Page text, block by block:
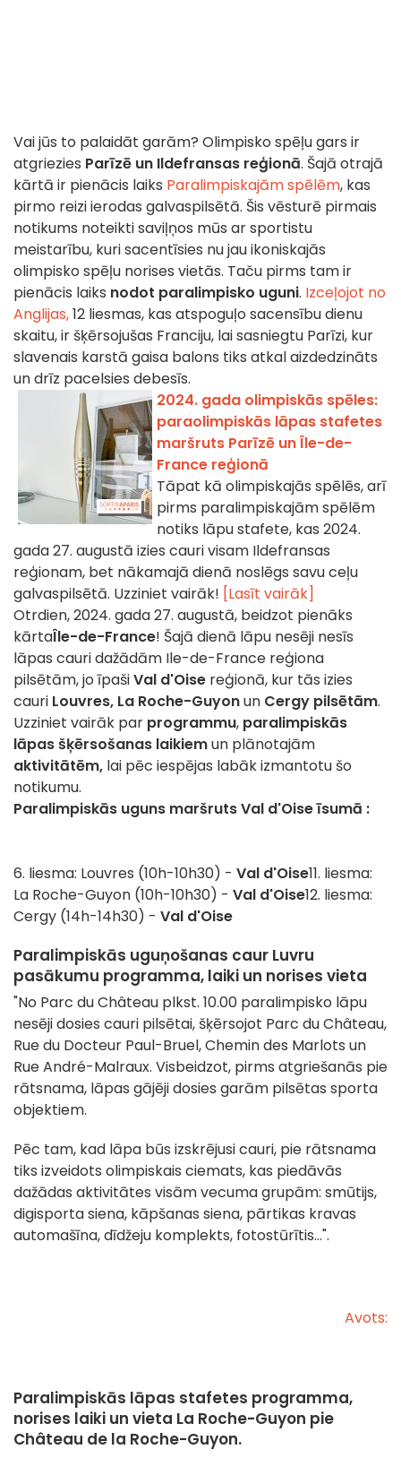
Vai jūs to palaidāt garām? Olimpisko spēļu gars ir
atgriezies Parīzē un Ildefransas reģionā. Šajā otrajā
kārtā ir pienācis laiks Paralimpiskajām spēlēm, kas
pirmo reizi ierodas galvaspilsētā. Šis vēsturē pirmais
notikums noteikti saviļņos mūs ar sportistu
meistarību, kuri sacentīsies nu jau ikoniskajās
olimpisko spēļu norises vietās. Taču pirms tam ir
pienācis laiks nodot paralimpisko uguni. Izceļojot no
Anglijas,12 liesmas, kas atspoguļo sacensību dienu
skaitu, ir šķērsojušas Franciju, lai sasniegtu Parīzi, kur
slavenais karstā gaisa balons tiks atkal aizdedzināts
un drīz pacelsies debesīs.
2024. gada olimpiskās spēles:
paraolimpiskās lāpas stafetes
maršruts Parīzē un Île-de-
France reģionā
Tāpat kā olimpiskajās spēlēs, arī
pirms paralimpiskajām spēlēm
notiks lāpu stafete, kas 2024.
gada 27. augustā izies cauri visam Ildefransas
reģionam, bet nākamajā dienā noslēgs savu ceļu
galvaspilsētā. Uzziniet vairāk! [Lasīt vairāk]
Otrdien, 2024. gada 27. augustā, beidzot pienāks
kārtaÎle-de-France! Šajā dienā lāpu nesēji nesīs
lāpas cauri dažādām Ile-de-France reģiona
pilsētām, jo īpašiVal d'Oise reģionā, kur tās izies
cauri Louvres, La Roche-Guyonun Cergy pilsētām.
Uzziniet vairāk par programmu, paralimpiskās
lāpas šķērsošanas laikiemun plānotajām
aktivitātēm, lai pēc iespējas labāk izmantotu šo
notikumu.
Paralimpiskās uguns maršruts Val d'Oise īsumā :
6. liesma: Louvres (10h-10h30) - Val d'Oise11. liesma:
La Roche-Guyon (10h-10h30) - Val d'Oise12. liesma:
Cergy (14h-14h30) - Val d'Oise
Paralimpiskās uguņošanas caur Luvru
pasākumu programma, laiki un norises vieta
"No Parc du Château plkst. 10.00 paralimpisko lāpu
nesēji dosies cauri pilsētai, šķērsojot Parc du Château,
Rue du Docteur Paul-Bruel, Chemin des Marlots un
Rue André-Malraux. Visbeidzot, pirms atgriešanās pie
rātsnama, lāpas gājēji dosies garām pilsētas sporta
objektiem.
Pēc tam, kad lāpa būs izskrējusi cauri, pie rātsnama
tiks izveidots olimpiskais ciemats, kas piedāvās
dažādas aktivitātes visām vecuma grupām: smūtijs,
digisporta siena, kāpšanas siena, pārtikas kravas
automašīna, dīdžeju komplekts, fotostūrītis...".
Avots:
Paralimpiskās lāpas stafetes programma,
norises laiki un vieta La Roche-Guyon pie
Château de la Roche-Guyon.